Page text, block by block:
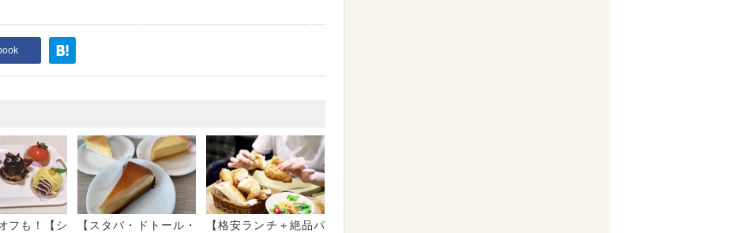
フも！【シ 【スタバ・ドトール・ 【格安ランチ＋絶品パ